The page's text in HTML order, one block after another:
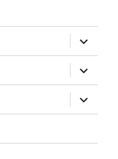
위
메
확
장
위
메
확
장
위
메
장